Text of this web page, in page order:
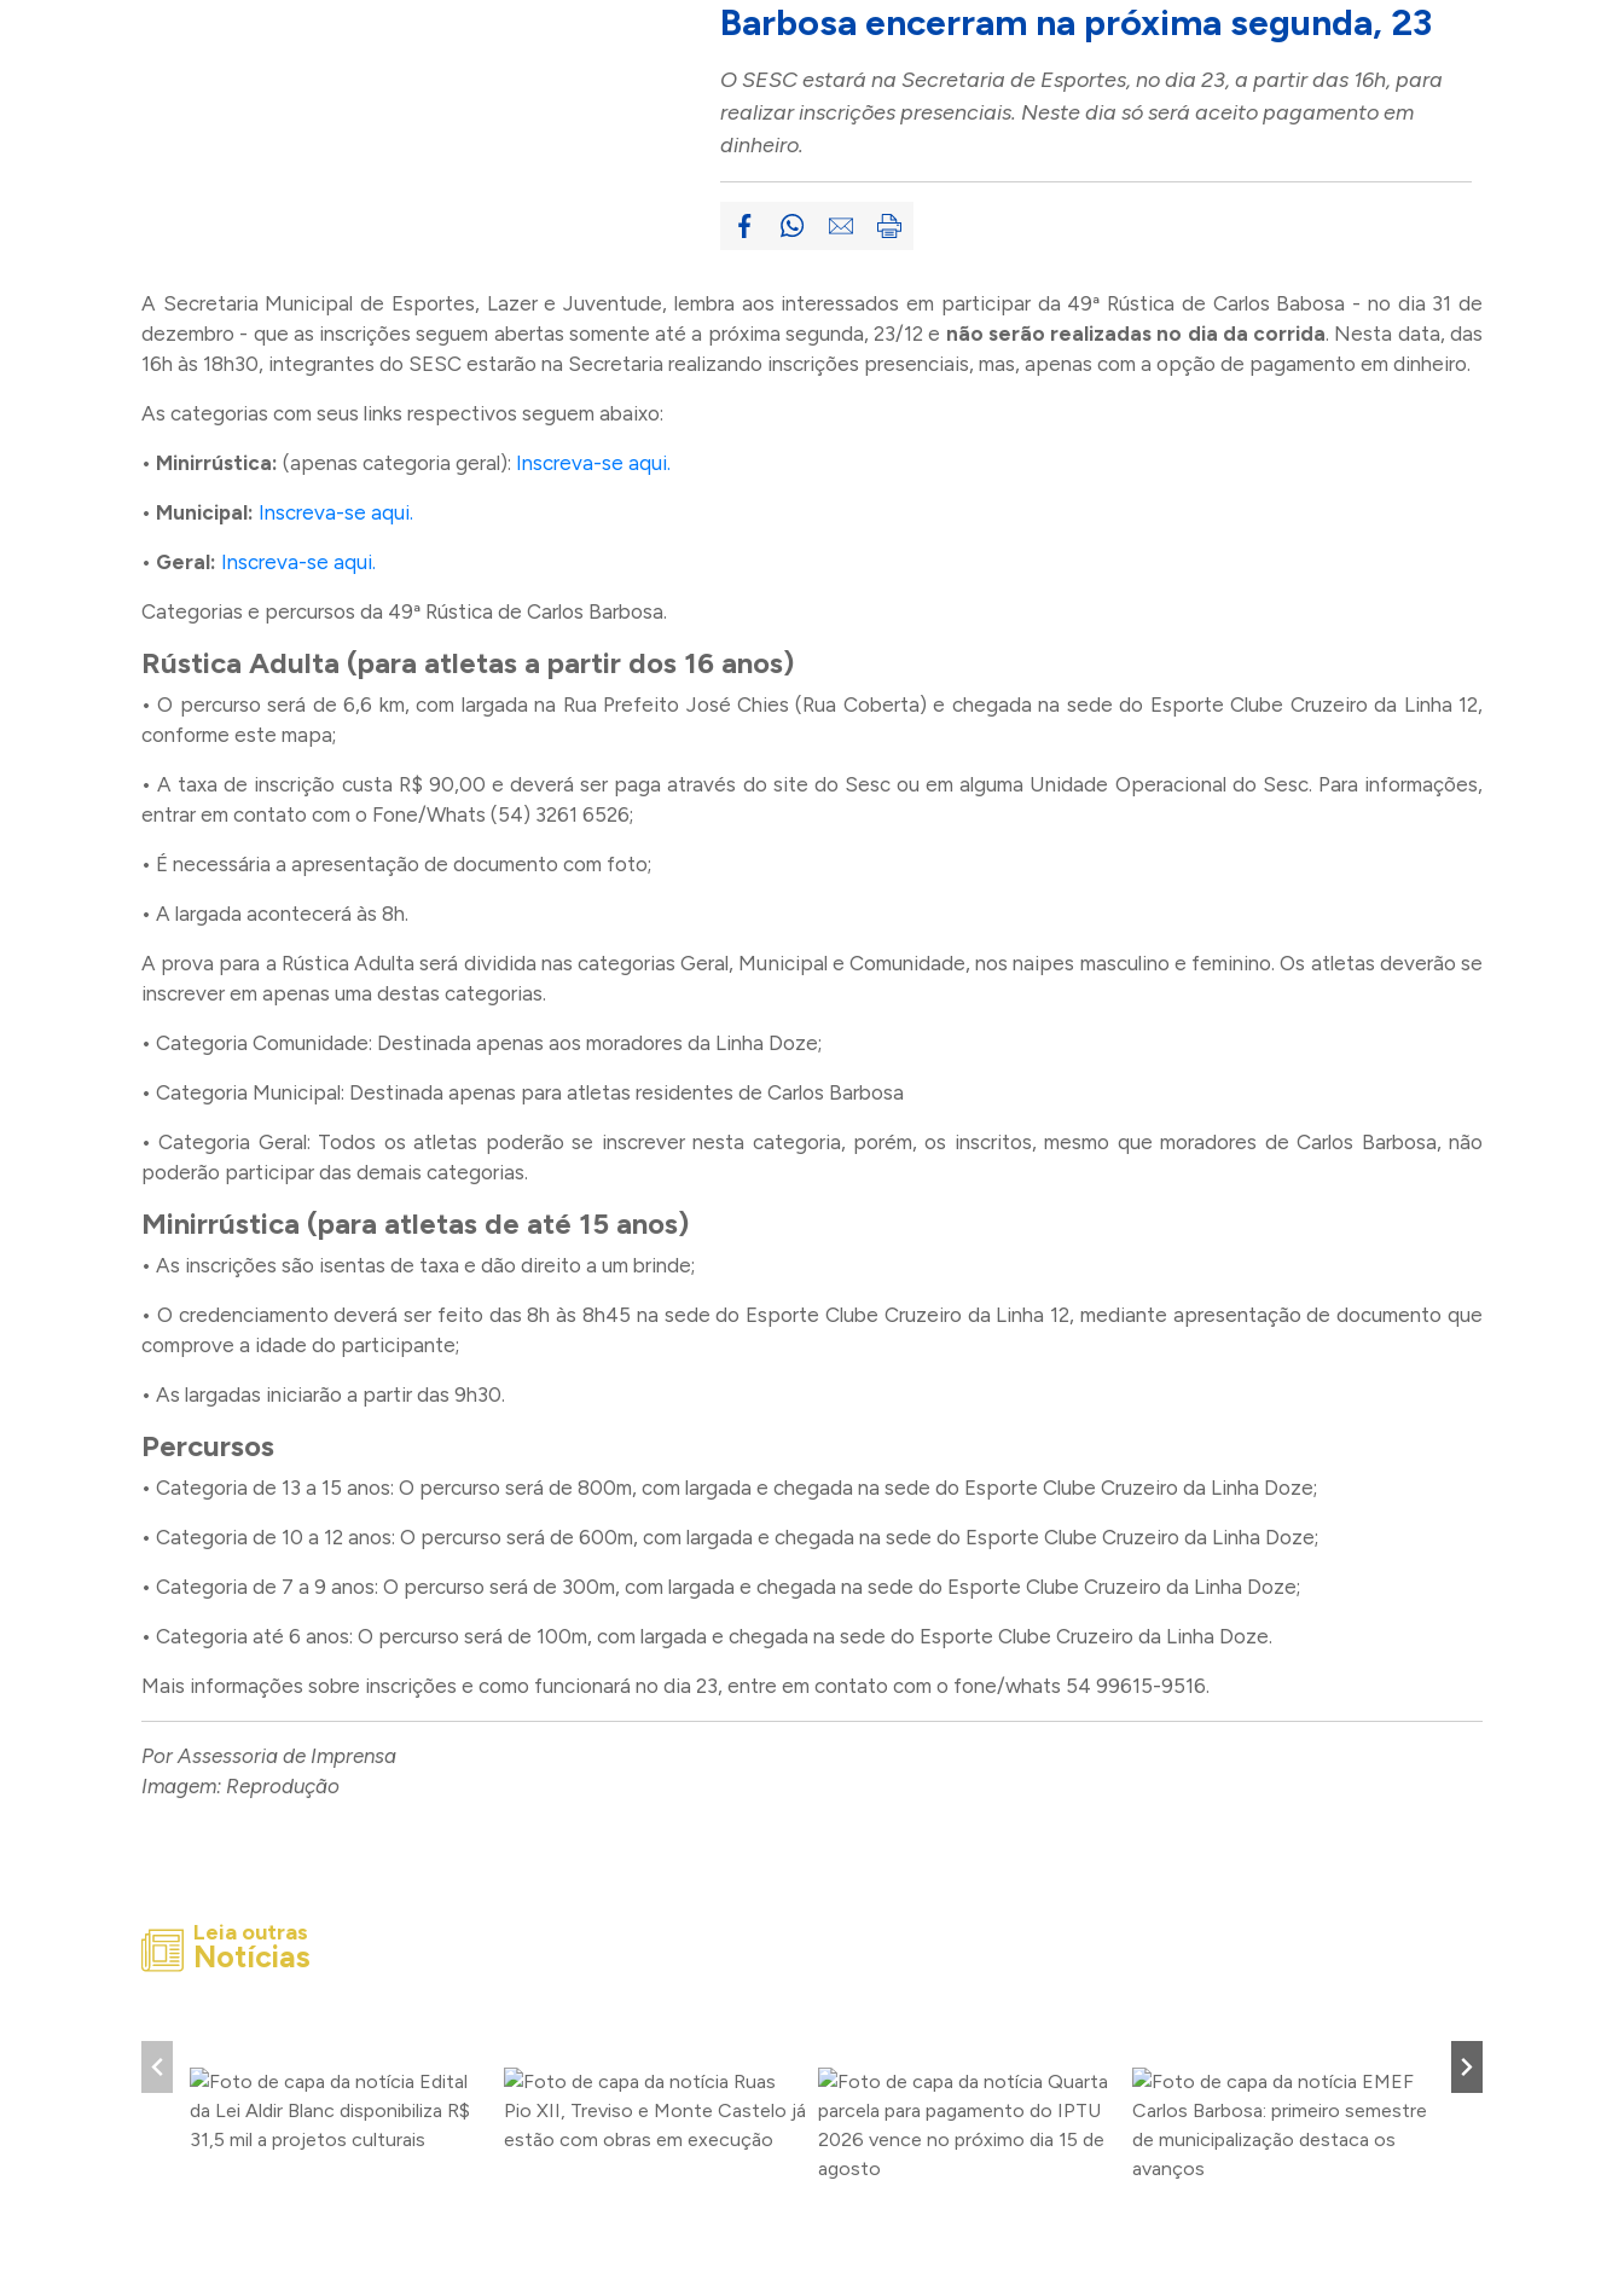
Barbosa encerram na próxima segunda, 23
O SESC estará na Secretaria de Esportes, no dia 23, a partir das 16h, para
realizar inscrições presenciais. Neste dia só será aceito pagamento em
dinheiro.
A Secretaria Municipal de Esportes, Lazer e Juventude, lembra aos interessados em participar da 49ª Rústica de Carlos Babosa - no dia 31 de
dezembro - que as inscrições seguem abertas somente até a próxima segunda, 23/12 e não serão realizadas no dia da corrida. Nesta data, das
16h às 18h30, integrantes do SESC estarão na Secretaria realizando inscrições presenciais, mas, apenas com a opção de pagamento em dinheiro.
As categorias com seus links respectivos seguem abaixo:
• Minirrústica: (apenas categoria geral): Inscreva-se aqui.
• Municipal: Inscreva-se aqui.
• Geral: Inscreva-se aqui.
Categorias e percursos da 49ª Rústica de Carlos Barbosa.
Rústica Adulta (para atletas a partir dos 16 anos)
• O percurso será de 6,6 km, com largada na Rua Prefeito José Chies (Rua Coberta) e chegada na sede do Esporte Clube Cruzeiro da Linha 12,
conforme este mapa;
• A taxa de inscrição custa R$ 90,00 e deverá ser paga através do site do Sesc ou em alguma Unidade Operacional do Sesc. Para informações,
entrar em contato com o Fone/Whats (54) 3261 6526;
• É necessária a apresentação de documento com foto;
• A largada acontecerá às 8h.
A prova para a Rústica Adulta será dividida nas categorias Geral, Municipal e Comunidade, nos naipes masculino e feminino. Os atletas deverão se
inscrever em apenas uma destas categorias.
• Categoria Comunidade: Destinada apenas aos moradores da Linha Doze;
• Categoria Municipal: Destinada apenas para atletas residentes de Carlos Barbosa
• Categoria Geral: Todos os atletas poderão se inscrever nesta categoria, porém, os inscritos, mesmo que moradores de Carlos Barbosa, não
poderão participar das demais categorias.
Minirrústica (para atletas de até 15 anos)
• As inscrições são isentas de taxa e dão direito a um brinde;
• O credenciamento deverá ser feito das 8h às 8h45 na sede do Esporte Clube Cruzeiro da Linha 12, mediante apresentação de documento que
comprove a idade do participante;
• As largadas iniciarão a partir das 9h30.
Percursos
• Categoria de 13 a 15 anos: O percurso será de 800m, com largada e chegada na sede do Esporte Clube Cruzeiro da Linha Doze;
• Categoria de 10 a 12 anos: O percurso será de 600m, com largada e chegada na sede do Esporte Clube Cruzeiro da Linha Doze;
• Categoria de 7 a 9 anos: O percurso será de 300m, com largada e chegada na sede do Esporte Clube Cruzeiro da Linha Doze;
• Categoria até 6 anos: O percurso será de 100m, com largada e chegada na sede do Esporte Clube Cruzeiro da Linha Doze.
Mais informações sobre inscrições e como funcionará no dia 23, entre em contato com o fone/whats 54 99615-9516.
Por Assessoria de Imprensa
Imagem: Reprodução
Leia outras
Notícias